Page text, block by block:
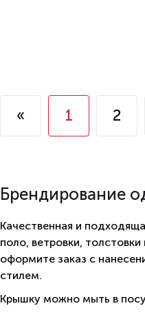
« 1 2
Брендирование
Качественная и
поло, ветровки,
оформите заказ с
стилем.
Крышку можно мыть в